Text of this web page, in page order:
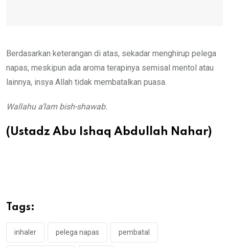
Berdasarkan keterangan di atas, sekadar menghirup pelega
napas, meskipun ada aroma terapinya semisal mentol atau
lainnya, insya Allah tidak membatalkan puasa.
Wallahu a’lam bish-shawab.
(Ustadz Abu Ishaq Abdullah Nahar)
Tags:
inhaler pelega napas pembatal